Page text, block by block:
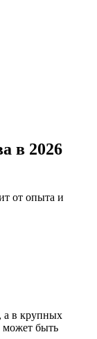
в 2026
от опыта и
а в крупных
может быть